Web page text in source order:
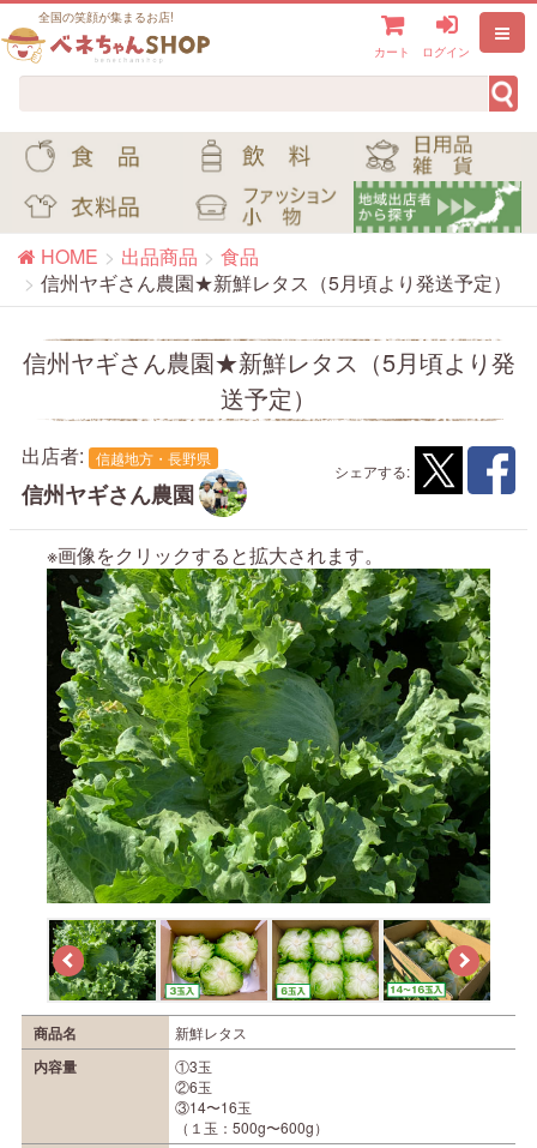
全国の笑顔が集まるお店!
カート ログイン
HOME 出品商品
食品
信州ヤギさん農園★新鮮レタス（5月頃より発送予定）
信州ヤギさん農園★新鮮レタス（5月頃より発
送予定）
シェアする:
出店者: 信越地方・長野県
信州ヤギさん農園
※画像をクリックすると拡大されます。
商品名 新鮮レタス
内容量
①3玉
②6玉
③14〜16玉
（１玉：500g〜600g）